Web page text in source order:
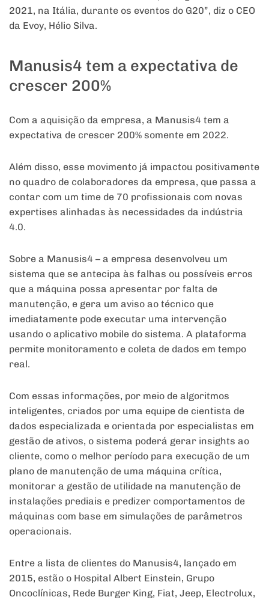
2021, na Itália, durante os eventos do G20”, diz o CEO
da Evoy, Hélio Silva.
Manusis4 tem a expectativa de
crescer 200%
Com a aquisição da empresa, a Manusis4 tem a
expectativa de crescer 200% somente em 2022.
Além disso, esse movimento já impactou positivamente
no quadro de colaboradores da empresa, que passa a
contar com um time de 70 profissionais com novas
expertises alinhadas às necessidades da indústria
4.0.
Sobre a Manusis4 – a empresa desenvolveu um
sistema que se antecipa às falhas ou possíveis erros
que a máquina possa apresentar por falta de
manutenção, e gera um aviso ao técnico que
imediatamente pode executar uma intervenção
usando o aplicativo mobile do sistema. A plataforma
permite monitoramento e coleta de dados em tempo
real.
Com essas informações, por meio de algoritmos
inteligentes, criados por uma equipe de cientista de
dados especializada e orientada por especialistas em
gestão de ativos, o sistema poderá gerar insights ao
cliente, como o melhor período para execução de um
plano de manutenção de uma máquina crítica,
monitorar a gestão de utilidade na manutenção de
instalações prediais e predizer comportamentos de
máquinas com base em simulações de parâmetros
operacionais.
Entre a lista de clientes do Manusis4, lançado em
2015, estão o Hospital Albert Einstein, Grupo
Oncoclínicas, Rede Burger King, Fiat, Jeep, Electrolux,